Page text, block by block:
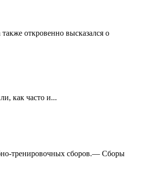
откровенно высказался о
как часто и...
тренировочных сборов.— Сборы